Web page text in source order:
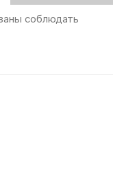
соблюдать